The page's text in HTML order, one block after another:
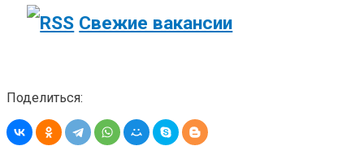
Свежие вакансии
Поделиться: